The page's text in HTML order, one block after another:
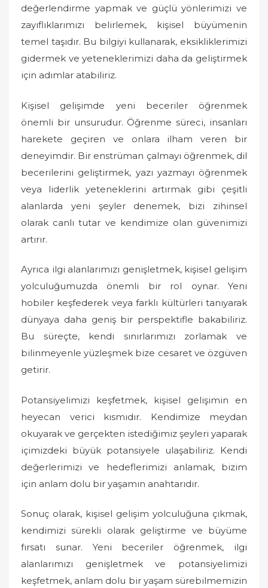
değerlendirme yapmak ve güçlü yönlerimizi ve
zayıflıklarımızı belirlemek, kişisel büyümenin
temel taşıdır. Bu bilgiyi kullanarak, eksikliklerimizi
gidermek ve yeteneklerimizi daha da geliştirmek
için adımlar atabiliriz.
Kişisel gelişimde yeni beceriler öğrenmek
önemli bir unsurudur. Öğrenme süreci, insanları
harekete geçiren ve onlara ilham veren bir
deneyimdir. Bir enstrüman çalmayı öğrenmek, dil
becerilerini geliştirmek, yazı yazmayı öğrenmek
veya liderlik yeteneklerini artırmak gibi çeşitli
alanlarda yeni şeyler denemek, bizi zihinsel
olarak canlı tutar ve kendimize olan güvenimizi
artırır.
Ayrıca ilgi alanlarımızı genişletmek, kişisel gelişim
yolculuğumuzda önemli bir rol oynar. Yeni
hobiler keşfederek veya farklı kültürleri tanıyarak
dünyaya daha geniş bir perspektifle bakabiliriz.
Bu süreçte, kendi sınırlarımızı zorlamak ve
bilinmeyenle yüzleşmek bize cesaret ve özgüven
getirir.
Potansiyelimizi keşfetmek, kişisel gelişimin en
heyecan verici kısmıdır. Kendimize meydan
okuyarak ve gerçekten istediğimiz şeyleri yaparak
içimizdeki büyük potansiyele ulaşabiliriz. Kendi
değerlerimizi ve hedeflerimizi anlamak, bizim
için anlam dolu bir yaşamın anahtarıdır.
Sonuç olarak, kişisel gelişim yolculuğuna çıkmak,
kendimizi sürekli olarak geliştirme ve büyüme
fırsatı sunar. Yeni beceriler öğrenmek, ilgi
alanlarımızı genişletmek ve potansiyelimizi
keşfetmek, anlam dolu bir yaşam sürebilmemizin